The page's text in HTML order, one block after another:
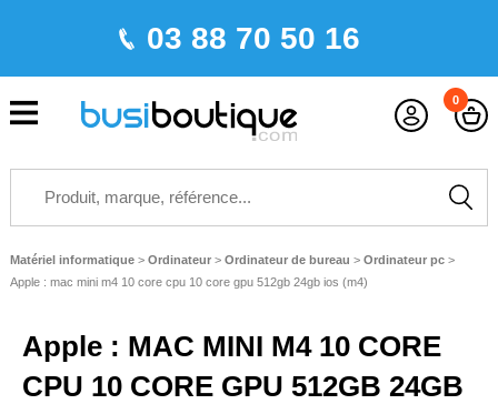
03 88 70 50 16
0
Matériel informatique > Ordinateur > Ordinateur de bureau > Ordinateur pc>
Apple : mac mini m4 10 core cpu 10 core gpu 512gb 24gb ios (m4)
Apple : MAC MINI M4 10 CORE
CPU 10 CORE GPU 512GB 24GB